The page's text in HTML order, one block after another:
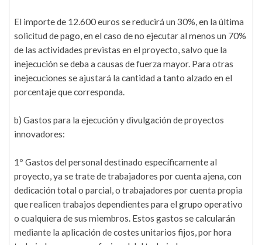
El importe de 12.600 euros se reducirá un 30%, en la última
solicitud de pago, en el caso de no ejecutar al menos un 70%
de las actividades previstas en el proyecto, salvo que la
inejecución se deba a causas de fuerza mayor. Para otras
inejecuciones se ajustará la cantidad a tanto alzado en el
porcentaje que corresponda.
b) Gastos para la ejecución y divulgación de proyectos
innovadores:
1º Gastos del personal destinado específicamente al
proyecto, ya se trate de trabajadores por cuenta ajena, con
dedicación total o parcial, o trabajadores por cuenta propia
que realicen trabajos dependientes para el grupo operativo
o cualquiera de sus miembros. Estos gastos se calcularán
mediante la aplicación de costes unitarios fijos, por hora